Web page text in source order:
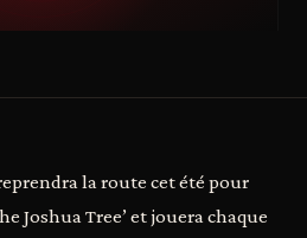
la route cet été pour
Joshua Tree’ et jouera chaque